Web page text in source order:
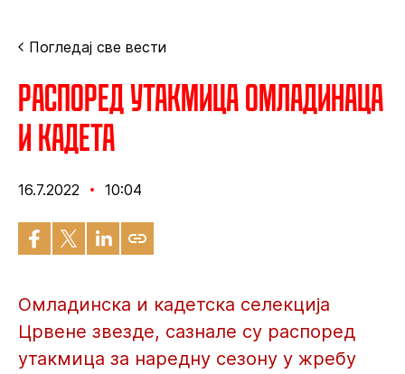
Погледај све вести
Распоред утакмица омладинаца
и кадета
16.7.2022 10:04
Омладинска и кадетска селекција
Црвене звезде, сазнале су распоред
утакмица за наредну сезону у жребу